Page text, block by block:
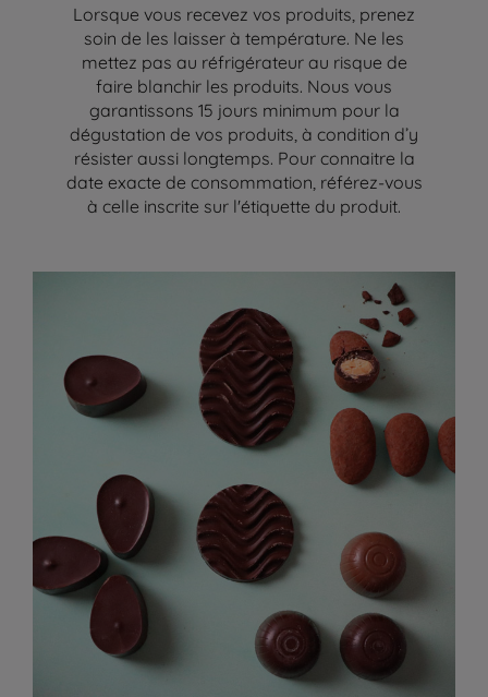
Lorsque vous recevez vos produits, prenez
soin de les laisser à température. Ne les
mettez pas au réfrigérateur au risque de
faire blanchir les produits. Nous vous
garantissons 15 jours minimum pour la
dégustation de vos produits, à condition d’y
résister aussi longtemps. Pour connaitre la
date exacte de consommation, référez-vous
à celle inscrite sur l'étiquette du produit.